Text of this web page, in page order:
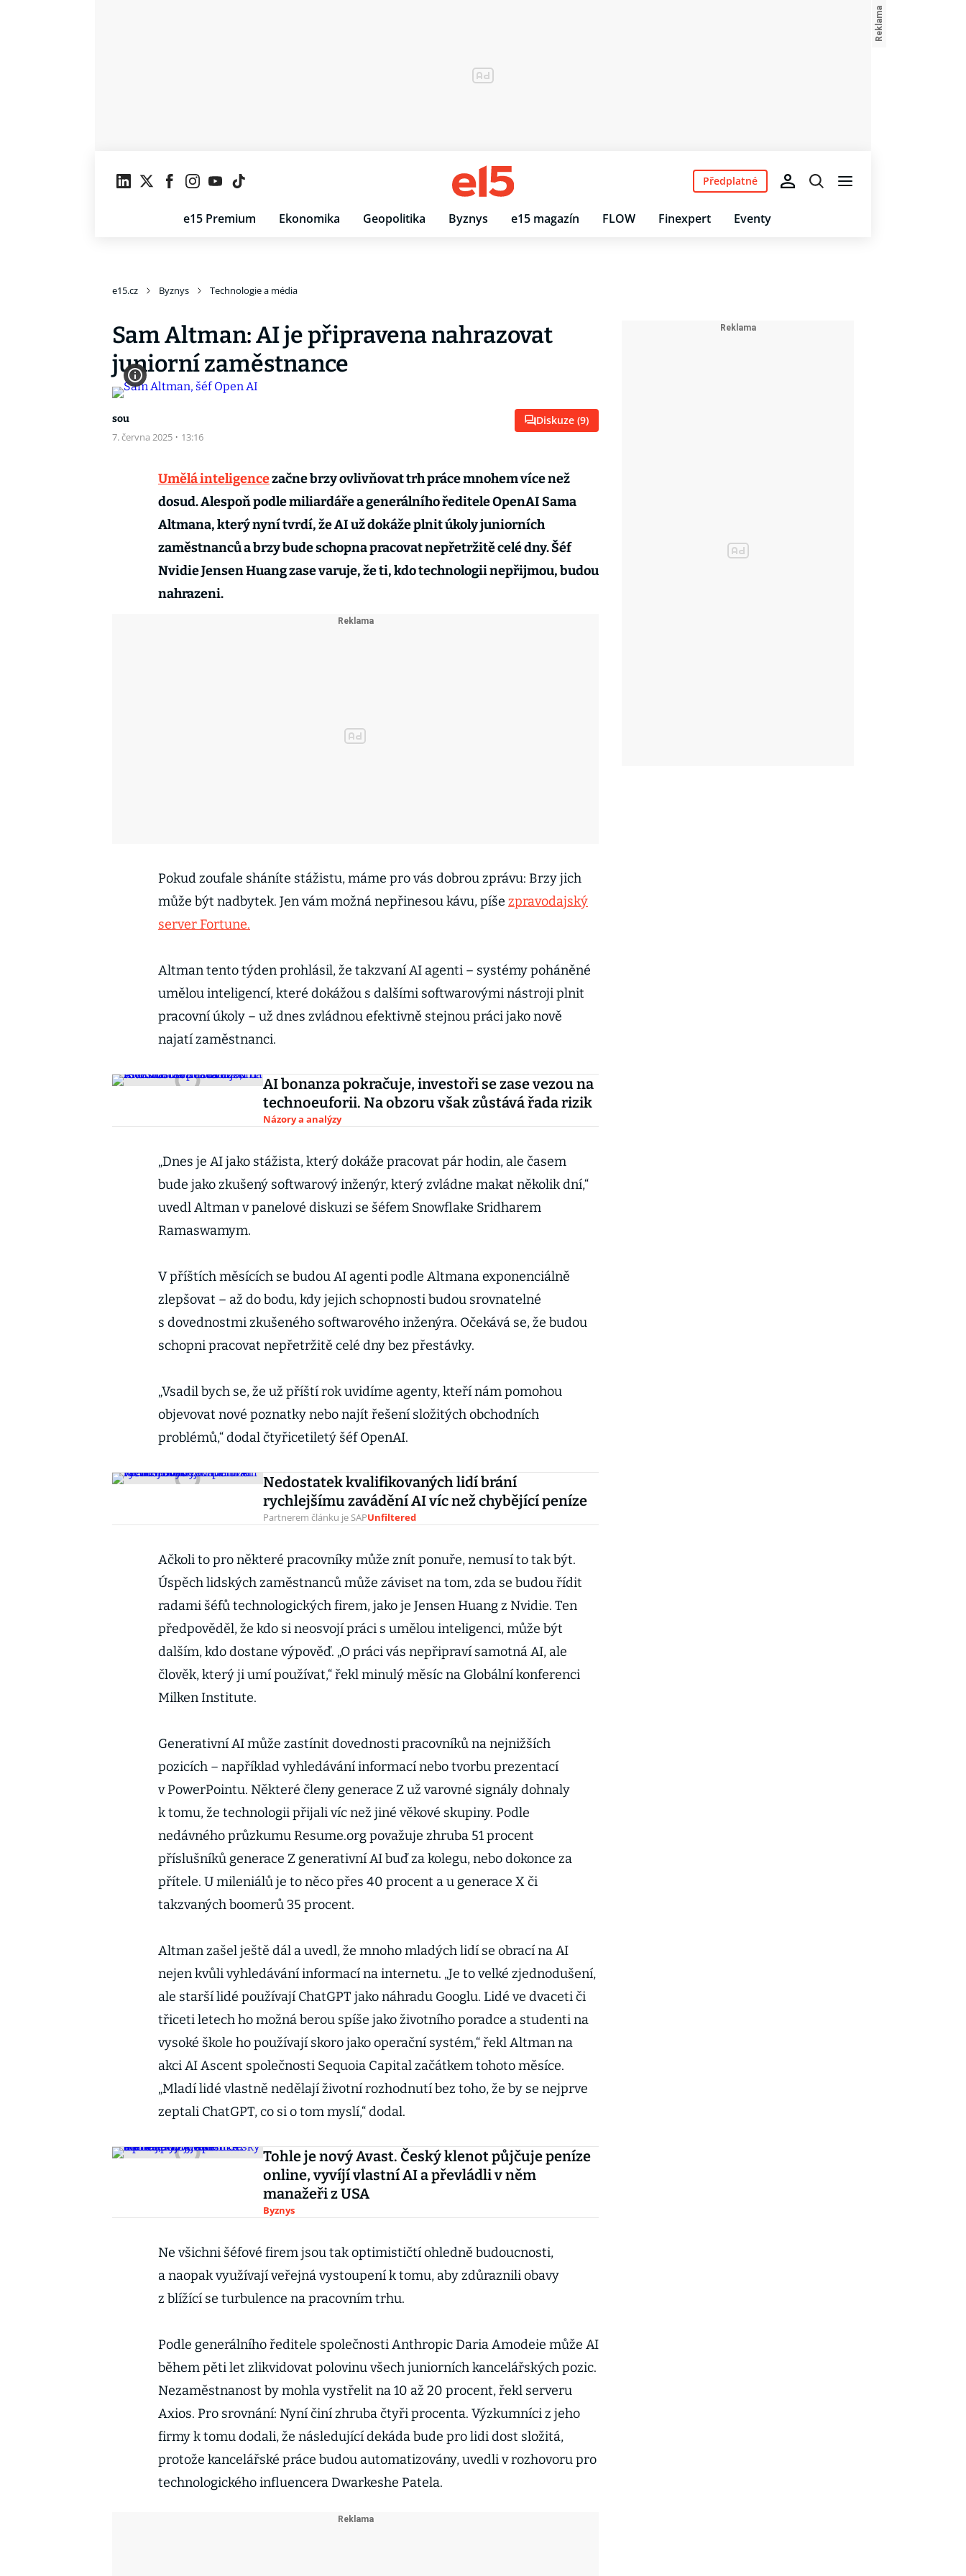
e15 Premium Ekonomika Geopolitika Byznys e15 magazín FLOW Finexpert Eventy
Předplatné
e15.cz Byznys Technologie a média
Sam Altman: AI je připravena nahrazovat
juniorní zaměstnance
sou
7. června 2025 · 13:16
Diskuze (9)
Umělá inteligencezačne brzy ovlivňovat trh práce mnohem více než
dosud. Alespoň podle miliardáře a generálního ředitele OpenAI Sama
Altmana, který nyní tvrdí, že AI už dokáže plnit úkoly juniorních
zaměstnanců a brzy bude schopna pracovat nepřetržitě celé dny. Šéf
Nvidie Jensen Huang zase varuje, že ti, kdo technologii nepřijmou, budou
nahrazeni.
Pokud zoufale sháníte stážistu, máme pro vás dobrou zprávu: Brzy jich
může být nadbytek. Jen vám možná nepřinesou kávu, píše zpravodajský
server Fortune.
Altman tento týden prohlásil, že takzvaní AI agenti – systémy poháněné
umělou inteligencí, které dokážou s dalšími softwarovými nástroji plnit
pracovní úkoly – už dnes zvládnou efektivně stejnou práci jako nově
najatí zaměstnanci.
AI bonanza pokračuje, investoři se zase vezou na
technoeuforii. Na obzoru však zůstává řada rizik
Názory a analýzy
„Dnes je AI jako stážista, který dokáže pracovat pár hodin, ale časem
bude jako zkušený softwarový inženýr, který zvládne makat několik dní,“
uvedl Altman v panelové diskuzi se šéfem Snowflake Sridharem
Ramaswamym.
V příštích měsících se budou AI agenti podle Altmana exponenciálně
zlepšovat – až do bodu, kdy jejich schopnosti budou srovnatelné
s dovednostmi zkušeného softwarového inženýra. Očekává se, že budou
schopni pracovat nepřetržitě celé dny bez přestávky.
„Vsadil bych se, že už příští rok uvidíme agenty, kteří nám pomohou
objevovat nové poznatky nebo najít řešení složitých obchodních
problémů,“ dodal čtyřicetiletý šéf OpenAI.
Nedostatek kvalifikovaných lidí brání
rychlejšímu zavádění AI víc než chybějící peníze
Partnerem článku je SAPUnfiltered
Ačkoli to pro některé pracovníky může znít ponuře, nemusí to tak být.
Úspěch lidských zaměstnanců může záviset na tom, zda se budou řídit
radami šéfů technologických firem, jako je Jensen Huang z Nvidie. Ten
předpověděl, že kdo si neosvojí práci s umělou inteligenci, může být
dalším, kdo dostane výpověď. „O práci vás nepřipraví samotná AI, ale
člověk, který ji umí používat,“ řekl minulý měsíc na Globální konferenci
Milken Institute.
Generativní AI může zastínit dovednosti pracovníků na nejnižších
pozicích – například vyhledávání informací nebo tvorbu prezentací
v PowerPointu. Některé členy generace Z už varovné signály dohnaly
k tomu, že technologii přijali víc než jiné věkové skupiny. Podle
nedávného průzkumu Resume.org považuje zhruba 51 procent
příslušníků generace Z generativní AI buď za kolegu, nebo dokonce za
přítele. U mileniálů je to něco přes 40 procent a u generace X či
takzvaných boomerů 35 procent.
Altman zašel ještě dál a uvedl, že mnoho mladých lidí se obrací na AI
nejen kvůli vyhledávání informací na internetu. „Je to velké zjednodušení,
ale starší lidé používají ChatGPT jako náhradu Googlu. Lidé ve dvaceti či
třiceti letech ho možná berou spíše jako životního poradce a studenti na
vysoké škole ho používají skoro jako operační systém,“ řekl Altman na
akci AI Ascent společnosti Sequoia Capital začátkem tohoto měsíce.
„Mladí lidé vlastně nedělají životní rozhodnutí bez toho, že by se nejprve
zeptali ChatGPT, co si o tom myslí,“ dodal.
Tohle je nový Avast. Český klenot půjčuje peníze
online, vyvíjí vlastní AI a převládli v něm
manažeři z USA
Byznys
Ne všichni šéfové firem jsou tak optimističtí ohledně budoucnosti,
a naopak využívají veřejná vystoupení k tomu, aby zdůraznili obavy
z blížící se turbulence na pracovním trhu.
Podle generálního ředitele společnosti Anthropic Daria Amodeie může AI
během pěti let zlikvidovat polovinu všech juniorních kancelářských pozic.
Nezaměstnanost by mohla vystřelit na 10 až 20 procent, řekl serveru
Axios. Pro srovnání: Nyní činí zhruba čtyři procenta. Výzkumníci z jeho
firmy k tomu dodali, že následující dekáda bude pro lidi dost složitá,
protože kancelářské práce budou automatizovány, uvedli v rozhovoru pro
technologického influencera Dwarkeshe Patela.